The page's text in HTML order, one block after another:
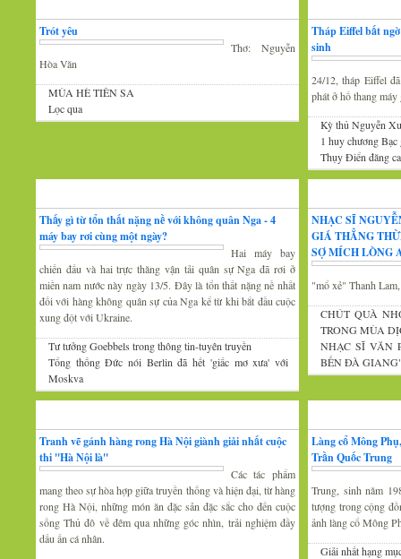
Trót yêu
Thơ: Nguyễn
Hòa Văn
MÙA HÈ TIÊN SA
Lọc qua
Tháp Eiffel bất
sinh
24/12, tháp Eiffel
phát ở hố thang máy
Kỳ thủ Nguyễn
1 huy chương
Thụy Điển đăng
Thấy gì từ tổn thất nặng nề với không quân Nga - 4
máy bay rơi cùng một ngày?
Hai máy bay
chiến đấu và hai trực thăng vận tải quân sự Nga đã rơi ở
miền nam nước này ngày 13/5. Đây là tổn thất nặng nề nhất
đối với hàng không quân sự của Nga kể từ khi bắt đầu cuộc
xung đột với Ukraine.
Tư tưởng Goebbels trong thông tin-tuyên truyền
Tổng thống Đức nói Berlin đã hết 'giấc mơ xưa' với
Moskva
NHẠC SĨ
GIÁ THẲNG
SỢ MÍCH LÒNG
"mổ xẻ" Thanh
CHÚT QUÀ
TRONG MÙA
NHẠC SĨ VĂN
BẾN ĐÀ
Tranh vẽ gánh hàng rong Hà Nội giành giải nhất cuộc
thi ''Hà Nội là''
Các tác phẩm
mang theo sự hòa hợp giữa truyền thống và hiện đại, từ hàng
rong Hà Nội, những món ăn đặc sản đặc sắc cho đến cuộc
sống Thủ đô về đêm qua những góc nhìn, trải nghiệm đầy
dấu ấn cá nhân.
Làng cổ Mông
Trần Quốc Trung
Trung, sinh năm
tượng trong cộng
ảnh làng cổ Mông
Giải nhất hạng